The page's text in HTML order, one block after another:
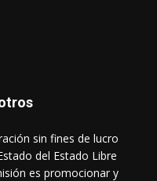
sin fines de lucro
del Estado Libre
es promocionar y